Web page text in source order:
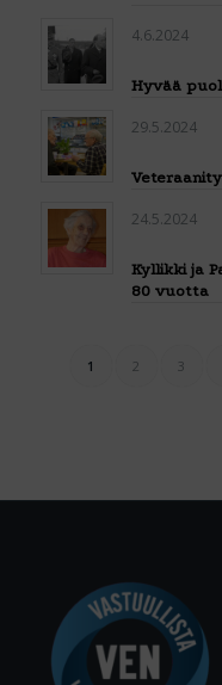
4.6.2024
Hyvää
29.5.2024
24.5.2024
Kyllikki ja
80 vuotta
1 2 3